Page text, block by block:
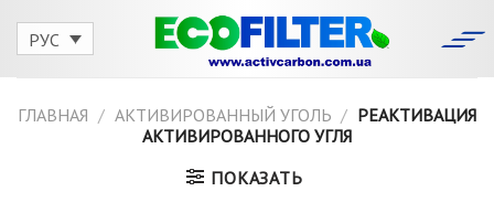
РУС
ГЛАВНАЯ / АКТИВИРОВАННЫЙ УГОЛЬ / РЕАКТИВАЦИЯ
АКТИВИРОВАННОГО УГЛЯ
ПОКАЗАТЬ